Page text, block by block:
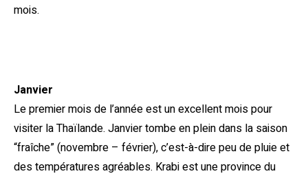
mois.
Janvier
Le premier mois de l’année est un excellent mois pour
visiter la Thaïlande. Janvier tombe en plein dans la saison
“fraîche” (novembre – février), c’est-à-dire peu de pluie et
des températures agréables. Krabi est une province du